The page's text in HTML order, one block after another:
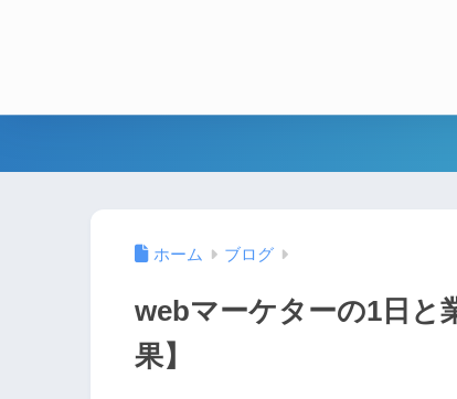
ホーム ブログ
webマーケターの1日と
果】